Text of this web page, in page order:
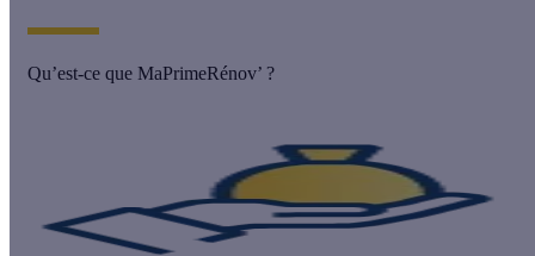
Qu’est-ce que MaPrimeRénov’ ?